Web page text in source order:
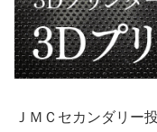
ＪＭＣセカンダリー